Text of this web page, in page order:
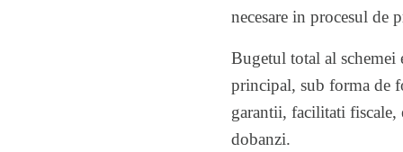
necesare in procesul
Bugetul total al schemei
principal, sub forma de
garantii, facilitati fiscale,
dobanzi.